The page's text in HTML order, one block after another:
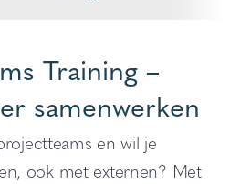
Training –
samenwerken
en wil je
ook met externen? Met